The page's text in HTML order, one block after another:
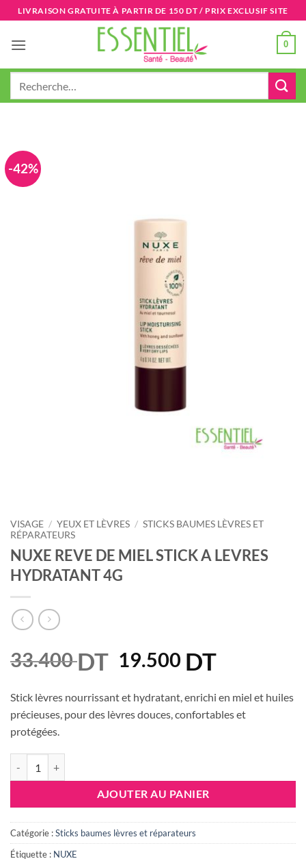
Passer
au
contenu
LIVRAISON GRATUITE À PARTIR DE 150 DT / PRIX EXCLUSIF SITE
0
-42%
VISAGE / YEUX ET LÈVRES / STICKS BAUMES LÈVRES ET
RÉPARATEURS
NUXE REVE DE MIEL STICK A LEVRES
HYDRATANT 4G
33.400DT Le
initial
était :
19.500 DTLe
actuel
est :
Stick lèvres nourrissant et hydratant, enrichi en miel et huiles
précieuses, pour des lèvres douces, confortables et
protégées.
AJOUTER AU PANIER
Catégorie :Sticks baumes lèvres et réparateurs
Étiquette : NUXE